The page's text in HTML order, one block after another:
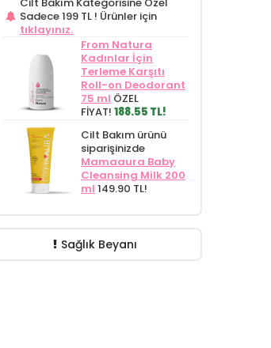
Sadece 199 TL ! Ürünler için
tıklayınız.
From Natura
Kadınlar İçin
Terleme Karşıtı
Roll-on Deodorant
75 ml ÖZEL
FİYAT! 188.55 TL!
Cilt Bakım ürünü
siparişinizde
Mamaaura Baby
Cleansing Milk 200
ml 149.90 TL!
Sağlık Beyanı